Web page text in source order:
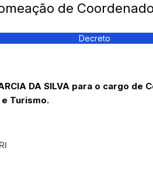
de
Decreto
DA SILVA para o cargo
Turismo.